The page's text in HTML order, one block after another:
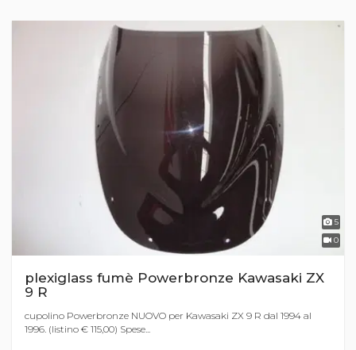
5
0
plexiglass fumè Powerbronze Kawasaki ZX
9 R
cupolino Powerbronze NUOVO per Kawasaki ZX 9 R dal 1994 al
1996. (listino € 115,00) Spese...